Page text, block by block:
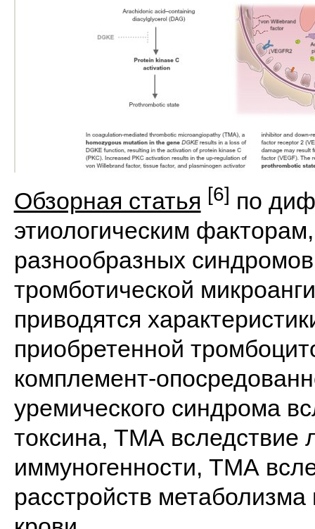
Обзорная статья [6] по
этиологическим
разнообразных
тромботической
приводятся
приобретенной
комплемент-
уремического синдрома
токсина, ТМА вследствие
иммуногенности, ТМА
расстройств